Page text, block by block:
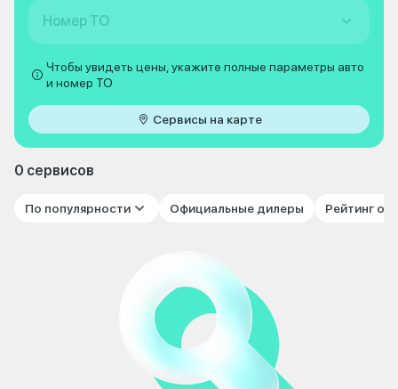
Номер ТО
Чтобы увидеть цены, укажите полные параметры авто
и номер ТО
Сервисы на карте
0 сервисов
По популярности Официальные дилеры Рейтинг